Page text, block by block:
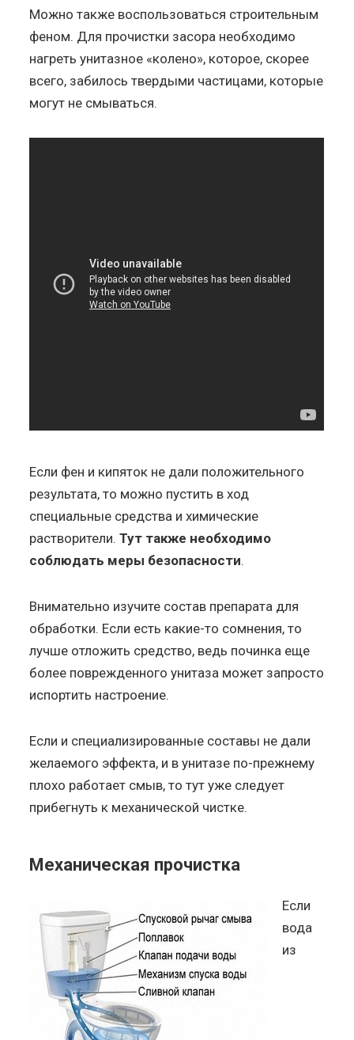
Можно также воспользоваться строительным
феном. Для прочистки засора необходимо
нагреть унитазное «колено», которое, скорее
всего, забилось твердыми частицами, которые
могут не смываться.
Если фен и кипяток не дали положительного
результата, то можно пустить в ход
специальные средства и химические
растворители.Тут также необходимо
соблюдать меры безопасности.
Внимательно изучите состав препарата для
обработки. Если есть какие-то сомнения, то
лучше отложить средство, ведь починка еще
более поврежденного унитаза может запросто
испортить настроение.
Если и специализированные составы не дали
желаемого эффекта, и в унитазе по-прежнему
плохо работает смыв, то тут уже следует
прибегнуть к механической чистке.
Механическая прочистка
Если
вода
из